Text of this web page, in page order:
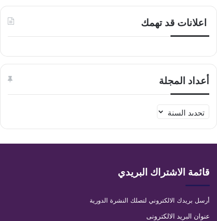
اعلانات قد تهمك
أعداد المجلة
قائمة الاشتراك البريدي
أرسل بريدك الالكتروني لتصلك النشرة الدورية
عنوان البريد الالكترونى